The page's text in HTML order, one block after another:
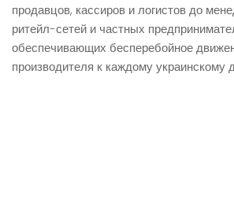
продавцов, кассиров и логистов до
ритейл-сетей и частных
обеспечивающих бесперебойное
производителя к каждому украинскому